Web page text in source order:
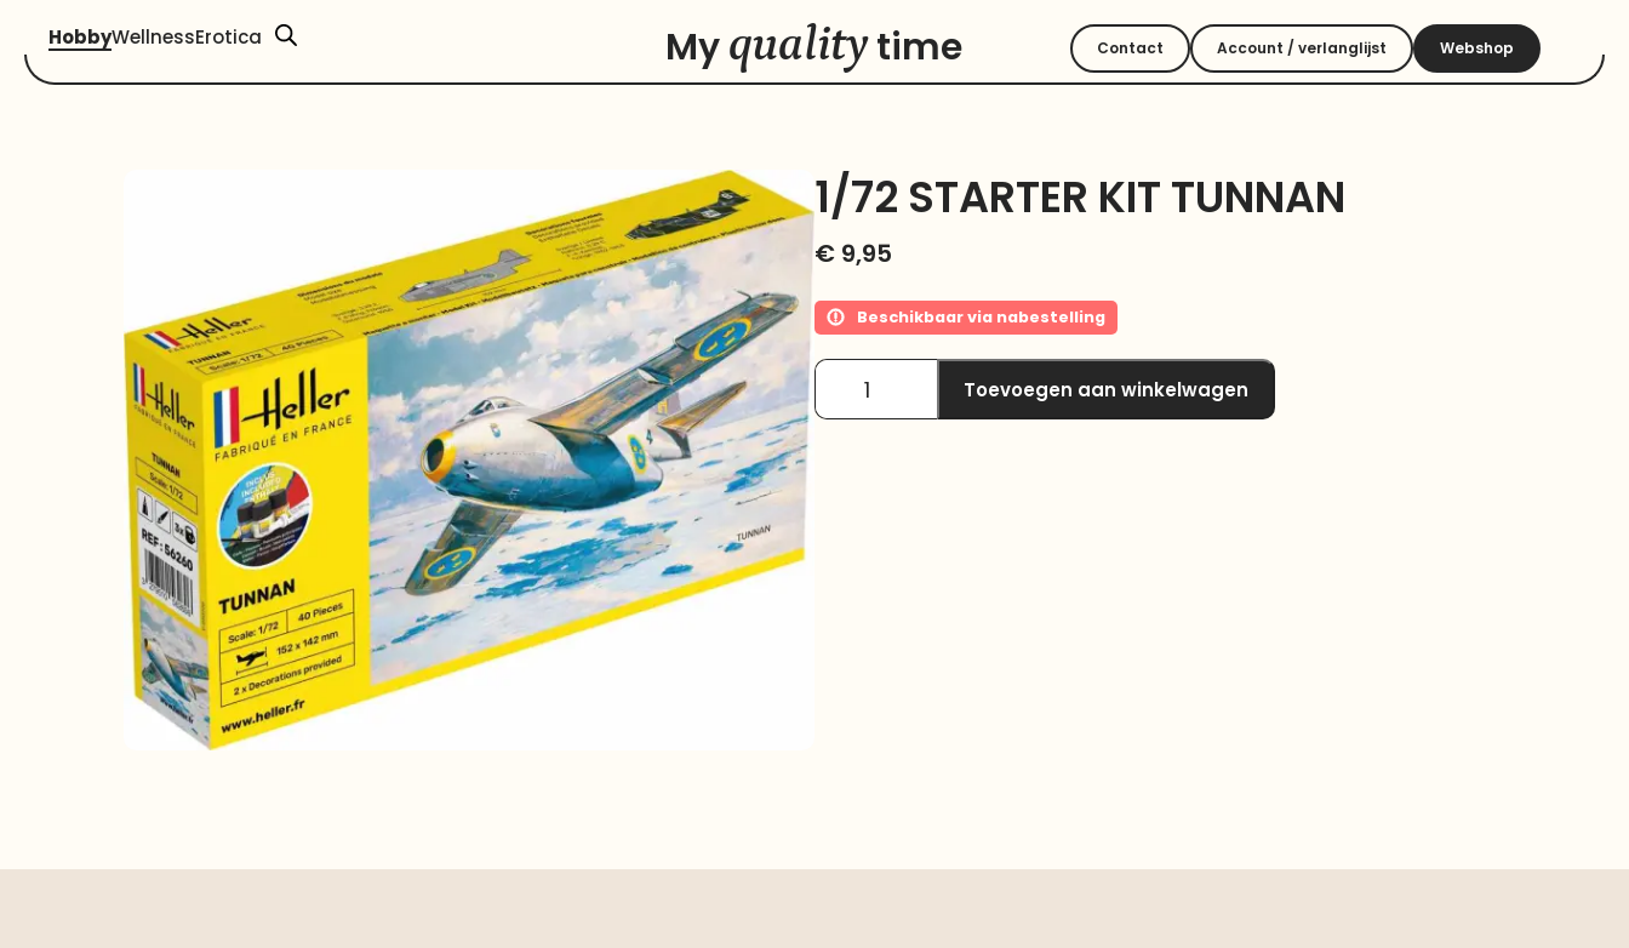
HobbyWellnessErotica Myqualitytime Contact Account / verlanglijst Webshop
1/72 STARTER KIT TUNNAN
€ 9,95
Beschikbaar via nabestelling
Toevoegen aan winkelwagen